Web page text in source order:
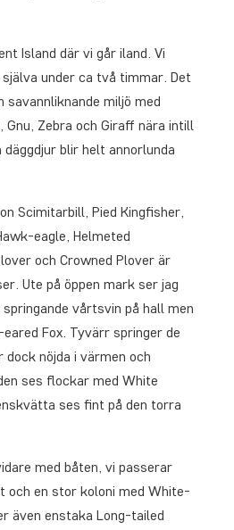
Island där vi går iland. Vi
under ca två timmar. Det
savannliknande miljö med
Gnu, Zebra och Giraff nära intill
blir helt annorlunda
Scimitarbill, Pied Kingfisher,
eagle, Helmeted
och Crowned Plover är
Ute på öppen mark ser jag
vårtsvin på hall men
Fox. Tyvärr springer de
nöjda i värmen och
ses flockar med White
ses fint på den torra
med båten, vi passerar
och en stor koloni med White-
även enstaka Long-tailed